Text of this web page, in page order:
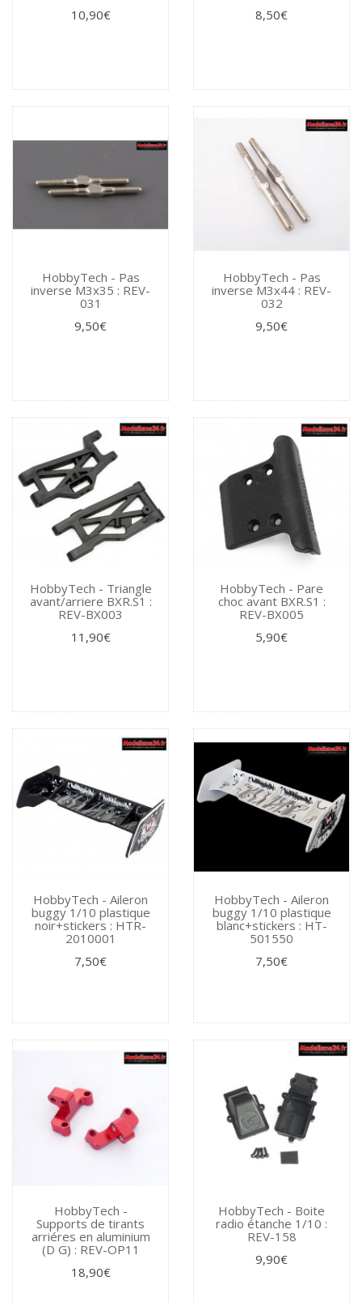
10,90€
8,50€
HobbyTech - Pas
inverse M3x35 : REV-
031
9,50€
HobbyTech - Pas
inverse M3x44 : REV-
032
9,50€
HobbyTech - Triangle
avant/arriere BXR.S1 :
REV-BX003
11,90€
HobbyTech - Pare
choc avant BXR.S1 :
REV-BX005
5,90€
HobbyTech - Aileron
buggy 1/10 plastique
noir+stickers : HTR-
2010001
7,50€
HobbyTech - Aileron
buggy 1/10 plastique
blanc+stickers : HT-
501550
7,50€
HobbyTech -
Supports de tirants
arriéres en aluminium
(D G) : REV-OP11
18,90€
HobbyTech - Boite
radio étanche 1/10 :
REV-158
9,90€